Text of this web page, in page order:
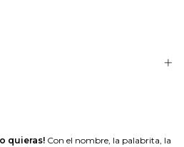
quieras! Con el nombre, la palabrita, la